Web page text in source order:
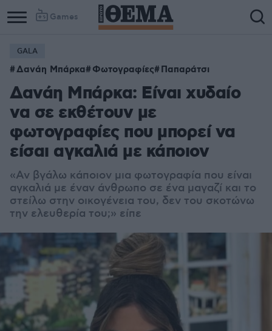
Games
GALA
Δανάη Μπάρκα Φωτογραφίες Παπαράτσι
Δανάη Μπάρκα: Είναι χυδαίο
να σε εκθέτουν με
φωτογραφίες που μπορεί να
είσαι αγκαλιά με κάποιον
«Αν βγάλω κάποιον μια φωτογραφία που είναι
αγκαλιά με έναν άνθρωπο σε ένα μαγαζί και το
στείλω στην οικογένεια του, δεν του σκοτώνω
την ελευθερία του;» είπε